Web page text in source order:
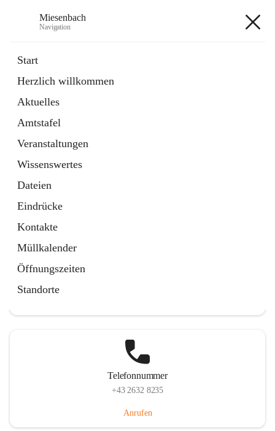
Miesenbach
Navigation
Start
Herzlich willkommen
Aktuelles
Amtstafel
Veranstaltungen
Wissenswertes
Dateien
Eindrücke
Kontakte
Müllkalender
Öffnungszeiten
Standorte
Externe Webseite
in
Tab
Region Schneebergland
Externe Webseite
öffnet
in
neuem
Tab
Telefonnummer
+43 2632 8235
Anrufen